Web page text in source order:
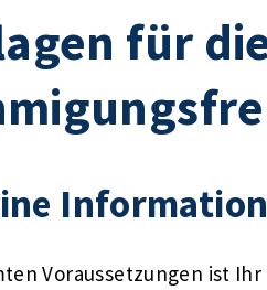
für
Voraussetzungen ist